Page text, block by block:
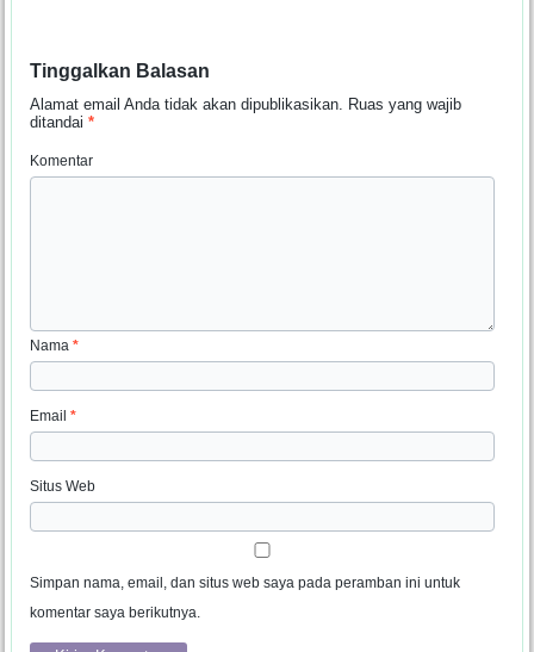
Tinggalkan Balasan
Alamat email Anda tidak akan dipublikasikan.
Ruas yang wajib
ditandai*
Komentar
Nama*
Email*
Situs Web
Simpan nama, email, dan situs web saya pada peramban ini untuk
komentar saya berikutnya.